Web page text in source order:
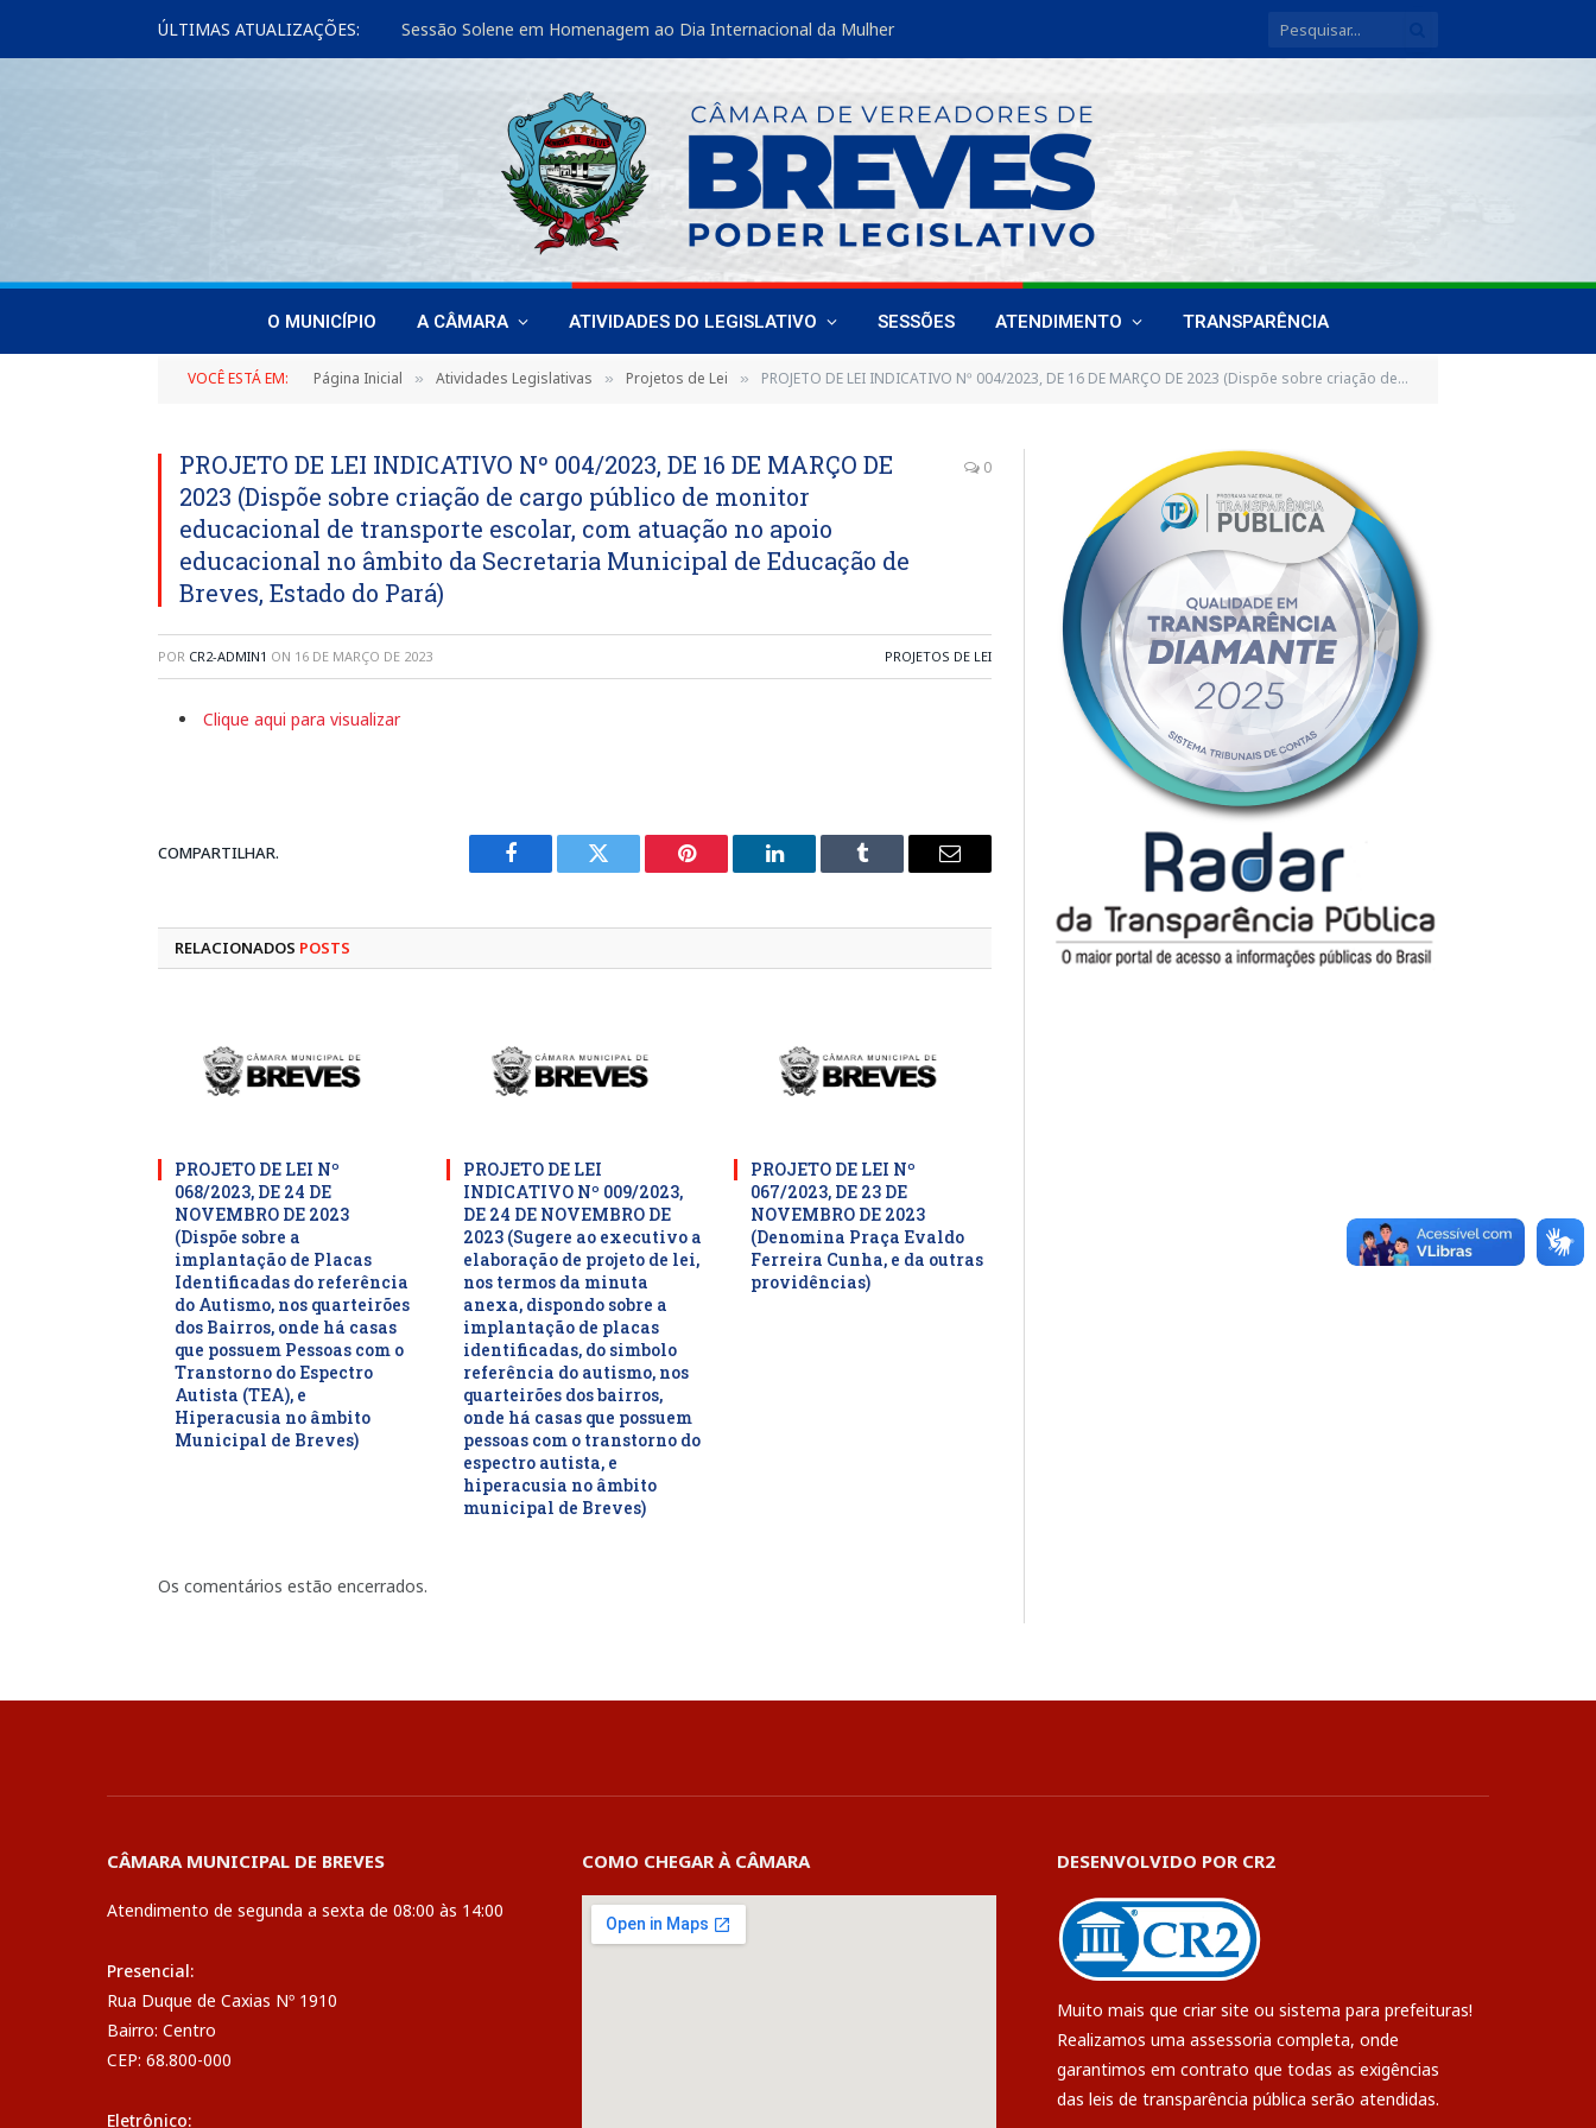
ÚLTIMAS ATUALIZAÇÕES: Sessão Solene em Homenagem ao Dia Internacional da Mulher
O MUNICÍPIO A CÂMARA ATIVIDADES DO LEGISLATIVO SESSÕES ATENDIMENTO TRANSPARÊNCIA
VOCÊ ESTÁ EM: Página Inicial » Atividades Legislativas » Projetos de Lei » PROJETO DE LEI INDICATIVO Nº 004/2023, DE 16 DE MARÇO DE 2023 (Dispõe sobre criação de cargo público de monitor educacional de transporte escolar, com atuação no apoio educacional no âmbito da Secretaria Municipal de Educação de Breves, Estado do Pará)
PROJETO DE LEI INDICATIVO Nº 004/2023, DE 16 DE MARÇO DE
2023 (Dispõe sobre criação de cargo público de monitor
educacional de transporte escolar, com atuação no apoio
educacional no âmbito da Secretaria Municipal de Educação de
Breves, Estado do Pará)
0
POR CR2-ADMIN1 ON 16 DE MARÇO DE 2023 PROJETOS DE LEI
Clique aqui para visualizar
COMPARTILHAR.
Facebook Twitter Pinterest LinkedIn Tumblr
E-
RELACIONADOS POSTS
PROJETO DE LEI Nº
068/2023, DE 24 DE
NOVEMBRO DE 2023
(Dispõe sobre a
implantação de Placas
Identificadas do referência
do Autismo, nos quarteirões
dos Bairros, onde há casas
que possuem Pessoas com o
Transtorno do Espectro
Autista (TEA), e
Hiperacusia no âmbito
Municipal de Breves)
PROJETO DE LEI
INDICATIVO Nº 009/2023,
DE 24 DE NOVEMBRO DE
2023 (Sugere ao executivo a
elaboração de projeto de lei,
nos termos da minuta
anexa, dispondo sobre a
implantação de placas
identificadas, do simbolo
referência do autismo, nos
quarteirões dos bairros,
onde há casas que possuem
pessoas com o transtorno do
espectro autista, e
hiperacusia no âmbito
municipal de Breves)
PROJETO DE LEI Nº
067/2023, DE 23 DE
NOVEMBRO DE 2023
(Denomina Praça Evaldo
Ferreira Cunha, e da outras
providências)
Os comentários estão encerrados.
CÂMARA MUNICIPAL DE BREVES
Atendimento de segunda a sexta de 08:00 às 14:00
Presencial:
Rua Duque de Caxias Nº 1910
Bairro: Centro
CEP: 68.800-000
Eletrônico:
COMO CHEGAR À CÂMARA DESENVOLVIDO POR CR2
Muito mais que criar site ou sistema para prefeituras!
Realizamos uma assessoria completa, onde
garantimos em contrato que todas as exigências
das leis de transparência pública serão atendidas.